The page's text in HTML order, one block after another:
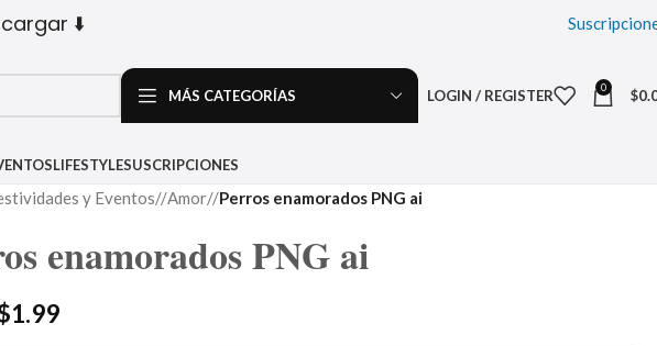
⬇️
MÁS CATEGORÍAS LOGIN / REGISTER 0 $
LIFESTYLESUSCRIPCIONES
y Eventos/ Amor/ Perros enamorados PNG ai
enamorados PNG ai
1.99